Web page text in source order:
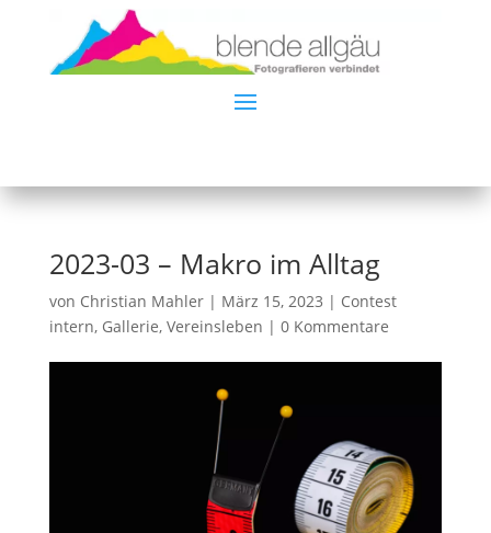
2023-03 – Makro im Alltag
von Christian Mahler| März 15, 2023 | Contest
intern, Gallerie, Vereinsleben | 0 Kommentare